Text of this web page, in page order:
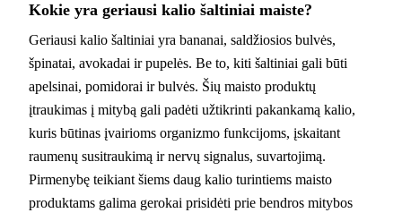
Kokie yra geriausi kalio šaltiniai maiste?
Geriausi kalio šaltiniai yra bananai, saldžiosios bulvės,
špinatai, avokadai ir pupelės. Be to, kiti šaltiniai gali būti
apelsinai, pomidorai ir bulvės. Šių maisto produktų
įtraukimas į mitybą gali padėti užtikrinti pakankamą kalio,
kuris būtinas įvairioms organizmo funkcijoms, įskaitant
raumenų susitraukimą ir nervų signalus, suvartojimą.
Pirmenybę teikiant šiems daug kalio turintiems maisto
produktams galima gerokai prisidėti prie bendros mitybos